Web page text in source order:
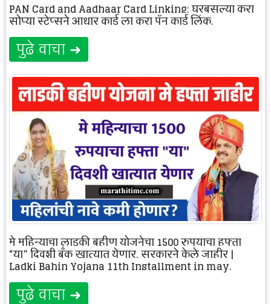
PAN Card and Aadhaar Card Linking: घरबसल्या करा
सोप्या स्टेप्सने आधार कार्ड ला करा पॅन कार्ड लिंक.
पुढे वाचा ➜
मे महिन्याचा लाडकी बहीण योजनेचा 1500 रुपयाचा हफ्ता
“या” दिवशी बँक खात्यात येणार, सरकारने केले जाहीर |
Ladki Bahin Yojana 11th Installment in may.
पुढे वाचा ➜